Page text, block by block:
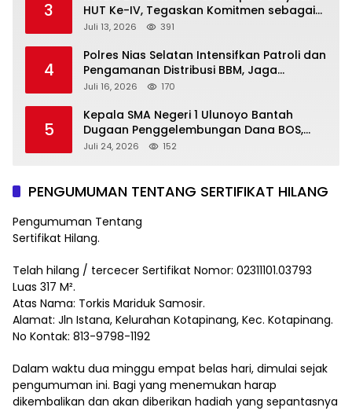
3
HUT Ke-IV, Tegaskan Komitmen sebagai
Mitra Pemerintah dan Corong Aspirasi
Juli 13, 2026 391
4
Polres Nias Selatan Intensifkan Patroli dan
Pengamanan Distribusi BBM, Jaga
Ketertiban di SPBU
Juli 16, 2026 170
5
Kepala SMA Negeri 1 Ulunoyo Bantah
Dugaan Penggelembungan Dana BOS,
Tegaskan Pemberitaan Tidak Benar
Juli 24, 2026 152
PENGUMUMAN TENTANG SERTIFIKAT HILANG
Pengumuman Tentang
Sertifikat Hilang.
Telah hilang / tercecer Sertifikat Nomor: 02311101.03793
Luas 317 M².
Atas Nama: Torkis Mariduk Samosir.
Alamat: Jln Istana, Kelurahan Kotapinang, Kec. Kotapinang.
No Kontak: 813-9798-1192
Dalam waktu dua minggu empat belas hari, dimulai sejak
pengumuman ini. Bagi yang menemukan harap
dikembalikan dan akan diberikan hadiah yang sepantasnya